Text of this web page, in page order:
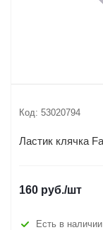
Код: 53020794
Ластик клячка
160 руб./шт
Есть в наличии